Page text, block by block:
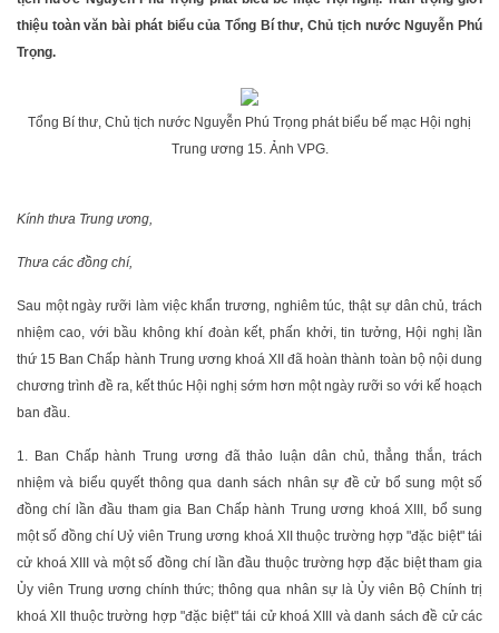
thiệu toàn văn bài phát biểu của Tổng Bí thư, Chủ tịch nước Nguyễn Phú
Trọng.
Tổng Bí thư, Chủ tịch nước Nguyễn Phú Trọng phát biểu bế mạc Hội nghị
Trung ương 15. Ảnh VPG.
Kính thưa Trung ương,
Thưa các đồng chí,
Sau một ngày rưỡi làm việc khẩn trương, nghiêm túc, thật sự dân chủ, trách
nhiệm cao, với bầu không khí đoàn kết, phấn khởi, tin tưởng, Hội nghị lần
thứ 15 Ban Chấp hành Trung ương khoá XII đã hoàn thành toàn bộ nội dung
chương trình đề ra, kết thúc Hội nghị sớm hơn một ngày rưỡi so với kế hoạch
ban đầu.
1. Ban Chấp hành Trung ương đã thảo luận dân chủ, thẳng thắn, trách
nhiệm và biểu quyết thông qua danh sách nhân sự đề cử bổ sung một số
đồng chí lần đầu tham gia Ban Chấp hành Trung ương khoá XIII, bổ sung
một số đồng chí Uỷ viên Trung ương khoá XII thuộc trường hợp "đặc biệt" tái
cử khoá XIII và một số đồng chí lần đầu thuộc trường hợp đặc biệt tham gia
Ủy viên Trung ương chính thức; thông qua nhân sự là Ủy viên Bộ Chính trị
khoá XII thuộc trường hợp "đặc biệt" tái cử khoá XIII và danh sách đề cử các